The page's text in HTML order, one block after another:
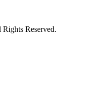
Reserved.